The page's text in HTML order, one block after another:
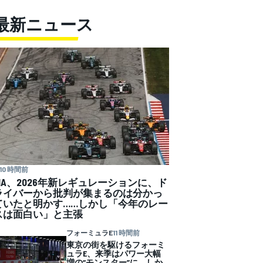
新ニュース
10 時間前
、2026年新レギュレーションに、ド
イバーから批判が集まるのは分かっ
いたと明かす……しかし「今年のレー
は面白い」と主張
フォーミュラE11 時間前
東京の街を駆けるフォーミ
ュラE、来季はパワー大幅